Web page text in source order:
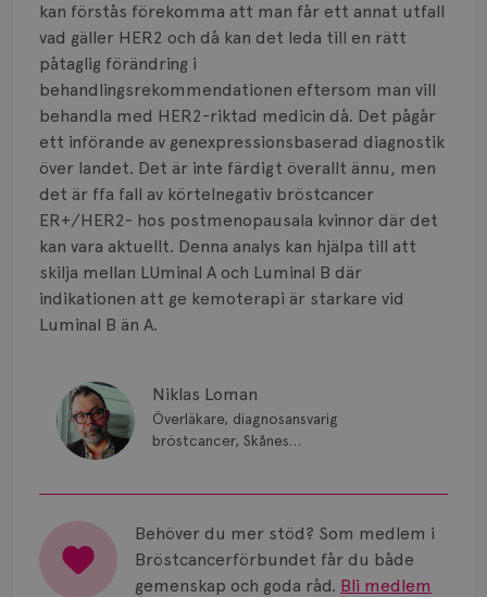
kan förstås förekomma att man får ett annat utfall
vad gäller HER2 och då kan det leda till en rätt
påtaglig förändring i
behandlingsrekommendationen eftersom man vill
behandla med HER2-riktad medicin då. Det pågår
ett införande av genexpressionsbaserad diagnostik
över landet. Det är inte färdigt överallt ännu, men
det är ffa fall av körtelnegativ bröstcancer
ER+/HER2- hos postmenopausala kvinnor där det
kan vara aktuellt. Denna analys kan hjälpa till att
skilja mellan LUminal A och Luminal B där
indikationen att ge kemoterapi är starkare vid
Luminal B än A.
Niklas Loman
Överläkare, diagnosansvarig
bröstcancer, Skånes
Behöver du mer stöd? Som medlem i
Bröstcancerförbundet får du både
gemenskap och goda råd. Bli medlem